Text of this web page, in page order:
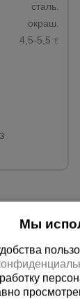
сталь.
окраш.
4,5-5,5 т.
Мы